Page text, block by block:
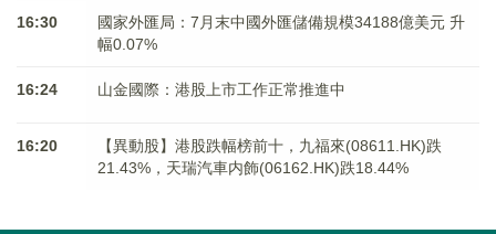
16:30
國家外匯局：7月末中國外匯儲備規模34188億美元 升
幅0.07%
16:24 山金國際：港股上市工作正常推進中
16:20
【異動股】港股跌幅榜前十，九福來(08611.HK)跌
21.43%，天瑞汽車内飾(06162.HK)跌18.44%